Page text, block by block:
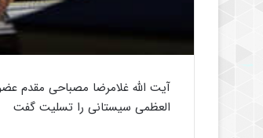
آیت الله غلامرضا مصباحی
العظمی سیستانی را تسلیت گفت